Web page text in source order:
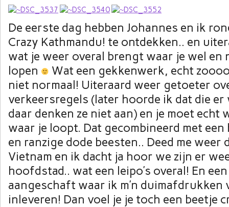
De eerste dag hebben Johannes en ik
Crazy Kathmandu! te ontdekken.. en
wat je weer overal brengt waar je wel en
lopen
Wat een gekkenwerk, echt
niet normaal! Uiteraard weer getoeter
verkeersregels (later hoorde ik dat die er
daar denken ze niet aan) en je moet echt
waar je loopt. Dat gecombineerd met
en ranzige dode beesten.. Deed me weer
Vietnam en ik dacht ja hoor we zijn er
hoofdstad.. wat een leipo’s overal! En
aangeschaft waar ik m’n duimafdrukken
inleveren! Dan voel je je toch een beetje